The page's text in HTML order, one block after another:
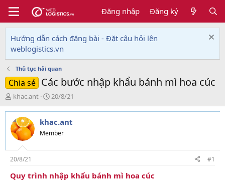
Đăng nhập Đăng ký
Hướng dẫn cách đăng bài - Đặt câu hỏi lên
weblogistics.vn
Thủ tục hải quan
Chia sẻ Các bước nhập khẩu bánh mì hoa cúc
T
h
r
e
a
d
s
t
a
r
khac.ant
N
g
à
y
g
i
20/8/21
khac.ant
Member
20/8/21 #1
Quy trình nhập khẩu bánh mì hoa cúc